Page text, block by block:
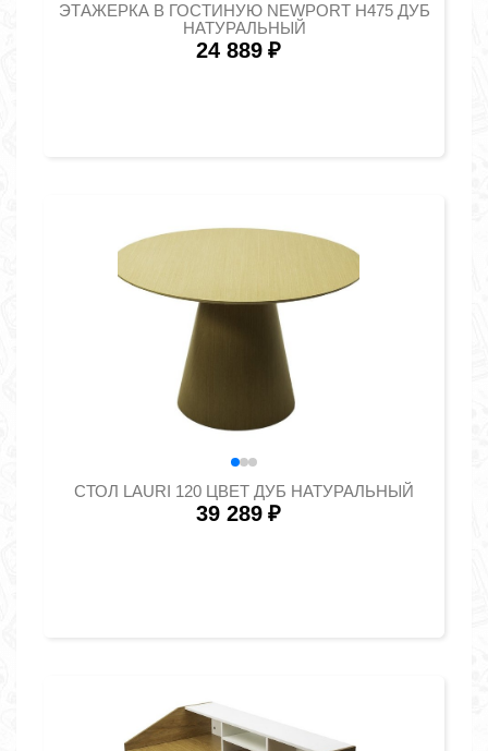
ЭТАЖЕРКА В ГОСТИНУЮ NEWPORT H475 ДУБ
НАТУРАЛЬНЫЙ
24 889 ₽
СТОЛ LAURI 120 ЦВЕТ ДУБ НАТУРАЛЬНЫЙ
39 289 ₽